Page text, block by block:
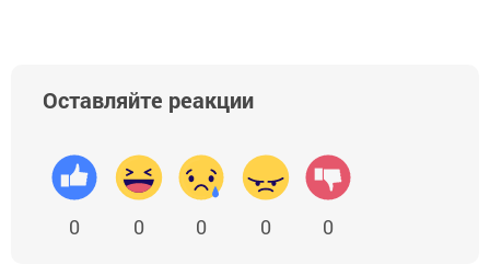
Оставляйте реакции
0 0 0 0 0